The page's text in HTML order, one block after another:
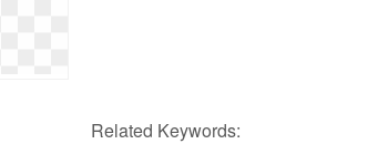
Related Keywords: